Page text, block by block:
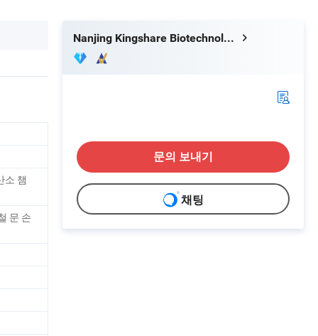
소 챔
문 손
Nanjing Kingshare Biotechnology Co., Ltd.
문의 보내기
채팅